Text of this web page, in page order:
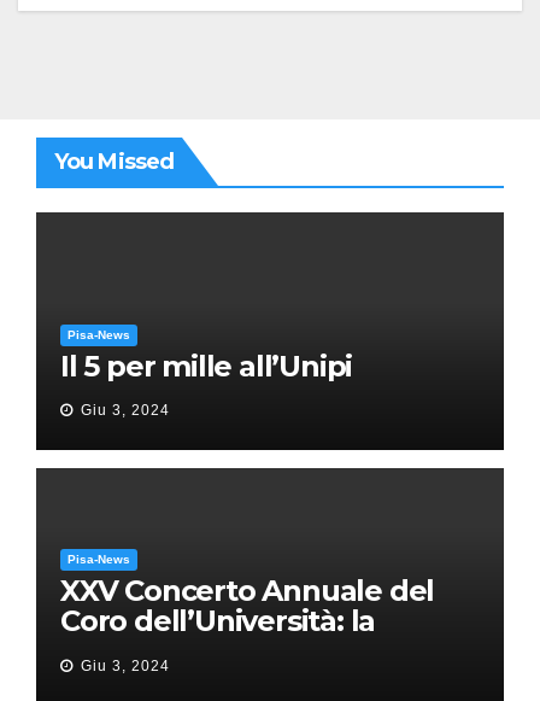
You Missed
Pisa-News
Il 5 per mille all’Unipi
Giu 3, 2024
Pisa-News
XXV Concerto Annuale del
Coro dell’Università: la
“Messa in gloria” di Giacomo
Puccini
Giu 3, 2024